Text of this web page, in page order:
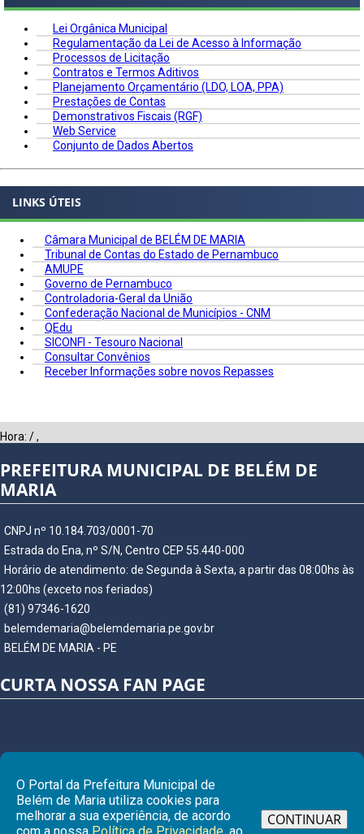
Lei Orgânica Municipal
Regulamentação da Lei de Acesso à Informação
Processos de Licitação
Contratos e Termos Aditivos
Planejamento Orçamentário (LDO, LOA, PPA)
Prestações de Contas
Demonstrativos Fiscais (RGF)
Web Service
Conjunto de Dados Abertos
LINKS ÚTEIS
Câmara Municipal de BELÉM DE MARIA
Tribunal de Contas do Estado de Pernambuco
AMUPE
Governo de Pernambuco
Controladoria-Geral da União
Confederação Nacional de Municípios - CNM
QEdu
SICONFI - Tesouro Nacional
Consultar Convênios
Receber Informações sobre novos Repasses
Hora: /,
PREFEITURA MUNICIPAL DE BELÉM DE
MARIA
CNPJ nº 10.184.703/0001-70
Estrada do Ena, nº S/N, Centro CEP 55.440-000
Horário de atendimento: de Segunda à Sexta, a partir das 08:00hs às
12:00hs (exceto nos feriados)
(81) 97346-1620
belemdemaria@belemdemaria.pe.gov.br
BELÉM DE MARIA - PE
CURTA NOSSA FAN PAGE
O Portal da Prefeitura Municipal de
Belém de Maria utiliza cookies para
melhorar a sua experiência, de acordo
CONTINUAR